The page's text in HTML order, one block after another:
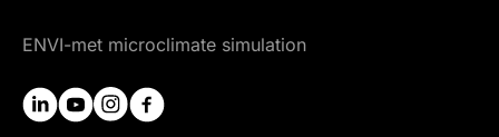
ENVI-met microclimate simulation
linkedinyoutubeinstagram